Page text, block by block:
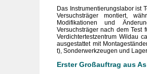
Das Instrumentierungslabor ist
Versuchsträger montiert,
Modifikationen und
Versuchsträger nach dem Test
Verdichtertestzentrum Wildau
ausgestattet mit
t), Sonderwerkzeugen und
Erster Großauftrag aus